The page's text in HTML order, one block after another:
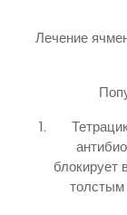
Лечение
блокирует
толстым